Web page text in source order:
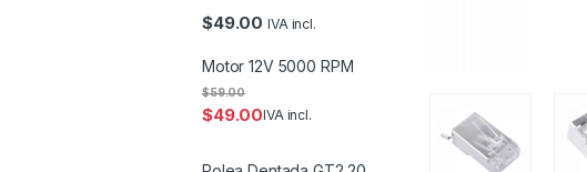
$49.00 IVA incl.
Motor 12V 5000 RPM
$49.00
$59.00
IVA incl.